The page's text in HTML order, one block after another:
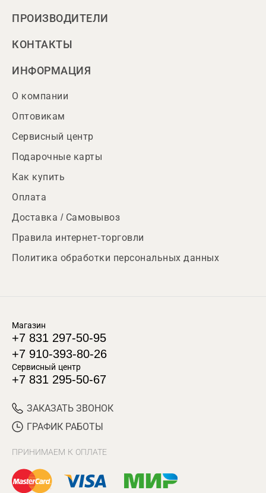
ПРОИЗВОДИТЕЛИ
КОНТАКТЫ
ИНФОРМАЦИЯ
О компании
Оптовикам
Сервисный центр
Подарочные карты
Как купить
Оплата
Доставка / Самовывоз
Правила интернет-торговли
Политика обработки персональных данных
Магазин
+7 831 297-50-95
+7 910-393-80-26
Сервисный центр
+7 831 295-50-67
ЗАКАЗАТЬ ЗВОНОК
ГРАФИК РАБОТЫ
ПРИНИМАЕМ К ОПЛАТЕ